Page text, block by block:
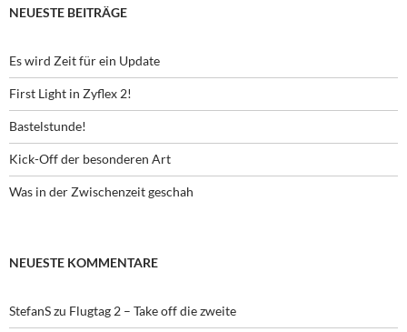
NEUESTE BEITRÄGE
Es wird Zeit für ein Update
First Light in Zyflex 2!
Bastelstunde!
Kick-Off der besonderen Art
Was in der Zwischenzeit geschah
NEUESTE KOMMENTARE
StefanSzu Flugtag 2 – Take off die zweite